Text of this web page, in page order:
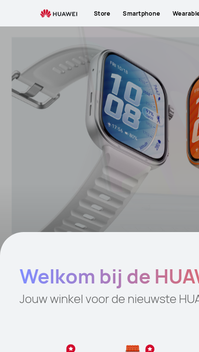
Store Smartphone
Welkom bij de
Jouw winkel voor de nieuwste